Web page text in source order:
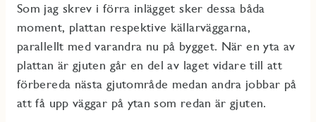
Som jag skrev i förra inlägget sker dessa båda
moment, plattan respektive källarväggarna,
parallellt med varandra nu på bygget. När en yta av
plattan är gjuten går en del av laget vidare till att
förbereda nästa gjutområde medan andra jobbar på
att få upp väggar på ytan som redan är gjuten.